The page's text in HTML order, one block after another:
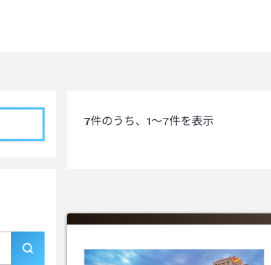
7件のうち、 1～7件を表示